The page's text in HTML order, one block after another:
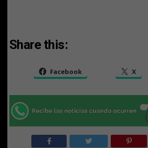
Share this:
Facebook X